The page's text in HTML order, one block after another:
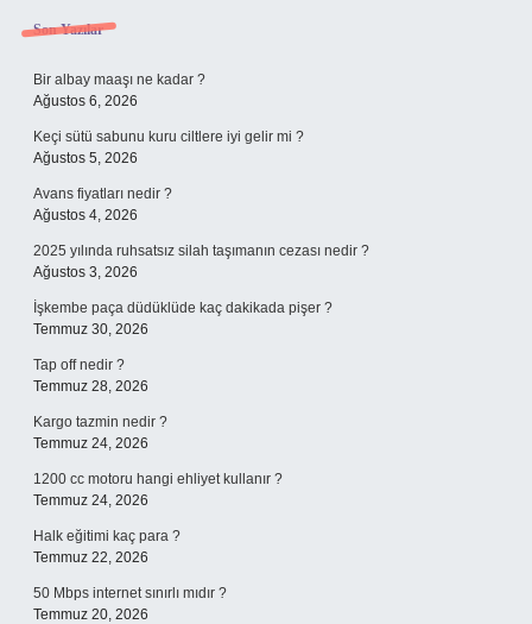
Sidebar
Son Yazılar
Bir albay maaşı ne kadar ?
Ağustos 6, 2026
Keçi sütü sabunu kuru ciltlere iyi gelir mi ?
Ağustos 5, 2026
Avans fiyatları nedir ?
Ağustos 4, 2026
2025 yılında ruhsatsız silah taşımanın cezası nedir ?
Ağustos 3, 2026
İşkembe paça düdüklüde kaç dakikada pişer ?
Temmuz 30, 2026
Tap off nedir ?
Temmuz 28, 2026
Kargo tazmin nedir ?
Temmuz 24, 2026
1200 cc motoru hangi ehliyet kullanır ?
Temmuz 24, 2026
Halk eğitimi kaç para ?
Temmuz 22, 2026
50 Mbps internet sınırlı mıdır ?
Temmuz 20, 2026